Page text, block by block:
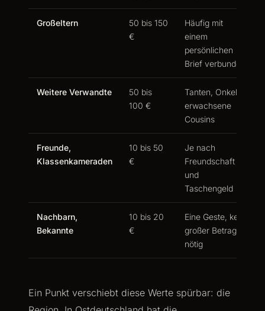
Großeltern
50 bis 150
€
Häufig mit
einem
persönlichen
Brief verbunden
Weitere Verwandte
50 bis
100 €
Tanten, Onkel,
erwachsene
Cousins
Freunde,
Klassenkameraden
10 bis 50
€
Je nach
Freundschaft
und
Taschengeld
Nachbarn,
Bekannte
10 bis 20
€
Eine Geste, kein
großer Betrag
nötig
Ein Punkt verschiebt diese Werte spürbar: die